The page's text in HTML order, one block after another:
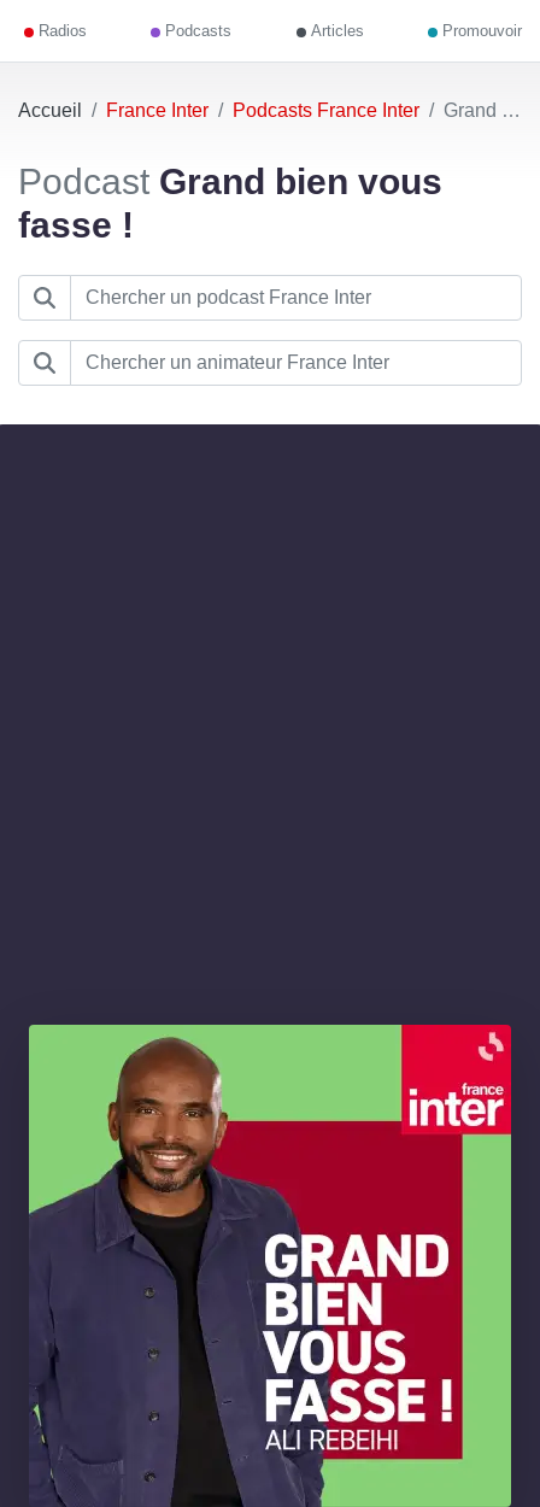
Radios Podcasts Articles Promouvoir
Accueil France Inter Podcasts France Inter Grand bien vous fasse !
Podcast Grand bien vous
fasse !